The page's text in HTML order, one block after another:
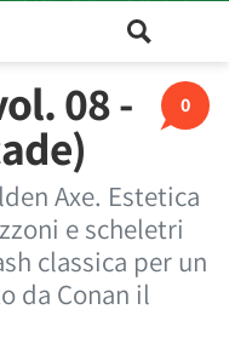
0
08 -
Axe. Estetica
e scheletri
classica per un
da Conan il